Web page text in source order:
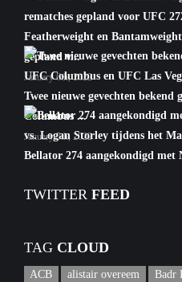
Featherweight en
gepland v...
January 6th, 2022
Twee nieuwe gevechten bekend
Columbus ...
January 5th, 2022
Bellator 274 aangekondigd met
January 5th, 2022
TWITTER FEED
TAG CLOUD
ACB alistair overeem Badr